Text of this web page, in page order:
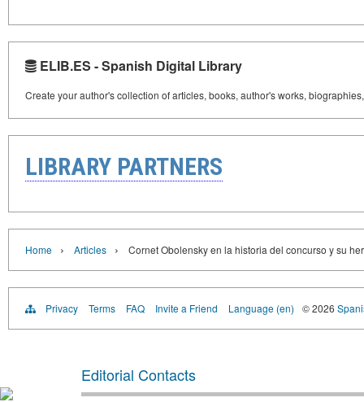
ELIB.ES - Spanish Digital Library
Create your author's collection of articles, books, author's works,
LIBRARY PARTNERS
Home › Articles › Cornet Obolensky en la historia del concurso y su
Privacy Terms FAQ Invite a Friend Language (en) © 2026
Editorial Contacts